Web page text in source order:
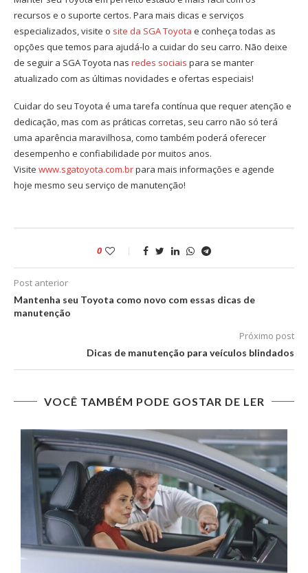
recursos e o suporte certos. Para mais dicas e serviços
especializados, visite o site da SGA Toyota e conheça todas as
opções que temos para ajudá-lo a cuidar do seu carro. Não deixe
de seguir a SGA Toyota nas redes sociais para se manter
atualizado com as últimas novidades e ofertas especiais!
Cuidar do seu Toyota é uma tarefa contínua que requer atenção e
dedicação, mas com as práticas corretas, seu carro não só terá
uma aparência maravilhosa, como também poderá oferecer
desempenho e confiabilidade por muitos anos.
Visite www.sgatoyota.com.brpara mais informações e agende
hoje mesmo seu serviço de manutenção!
0
Post anterior
Mantenha seu Toyota como novo com essas dicas de
manutenção
Próximo post
Dicas de manutenção para veículos blindados
VOCÊ TAMBÉM PODE GOSTAR DE LER